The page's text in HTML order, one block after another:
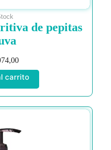
de pepitas
carrito